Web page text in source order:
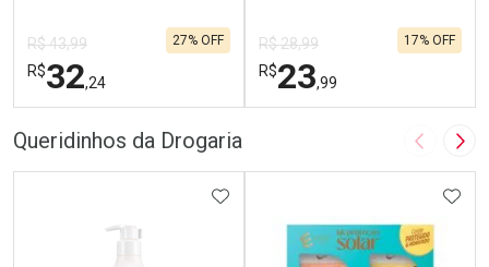
R$ 43,99
R$32,24
27% OFF
R$ 28,99
R$23,99
17% OFF
Queridinhos da Drogaria Imagem
ADICIONAR AOS FAVORITOS